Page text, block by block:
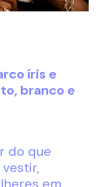
íris e
branco e
do que
em